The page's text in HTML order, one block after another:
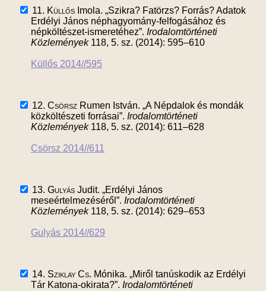
11. Küllős Imola. „Szikra? Fatörzs? Forrás? Adatok
Erdélyi János néphagyomány-felfogásához és
népköltészet-ismeretéhez”. Irodalomtörténeti
Közlemények118, 5. sz. (2014): 595–610
Küllős 2014//595
12. Csörsz Rumen István. „A Népdalok és mondák
közköltészeti forrásai”. Irodalomtörténeti
Közlemények118, 5. sz. (2014): 611–628
Csörsz 2014//611
13. Gulyás Judit. „Erdélyi János
meseértelmezéséről”. Irodalomtörténeti
Közlemények118, 5. sz. (2014): 629–653
Gulyás 2014//629
14. Sziklay Cs. Mónika. „Miről tanúskodik az Erdélyi
Tár Katona-okirata?”. Irodalomtörténeti